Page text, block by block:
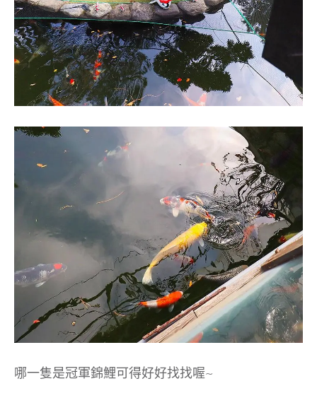
哪一隻是冠軍錦鯉可得好好找找喔~